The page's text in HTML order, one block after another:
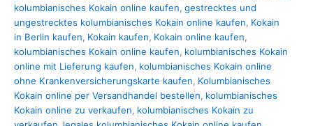
kolumbianisches Kokain online kaufen, gestrecktes und
ungestrecktes kolumbianisches Kokain online kaufen, Kokain
in Berlin kaufen, Kokain kaufen, Kokain online kaufen,
kolumbianisches Kokain online kaufen, kolumbianisches Kokain
online mit Lieferung kaufen, kolumbianisches Kokain online
ohne Krankenversicherungskarte kaufen, Kolumbianisches
Kokain online per Versandhandel bestellen, kolumbianisches
Kokain online zu verkaufen, kolumbianisches Kokain zu